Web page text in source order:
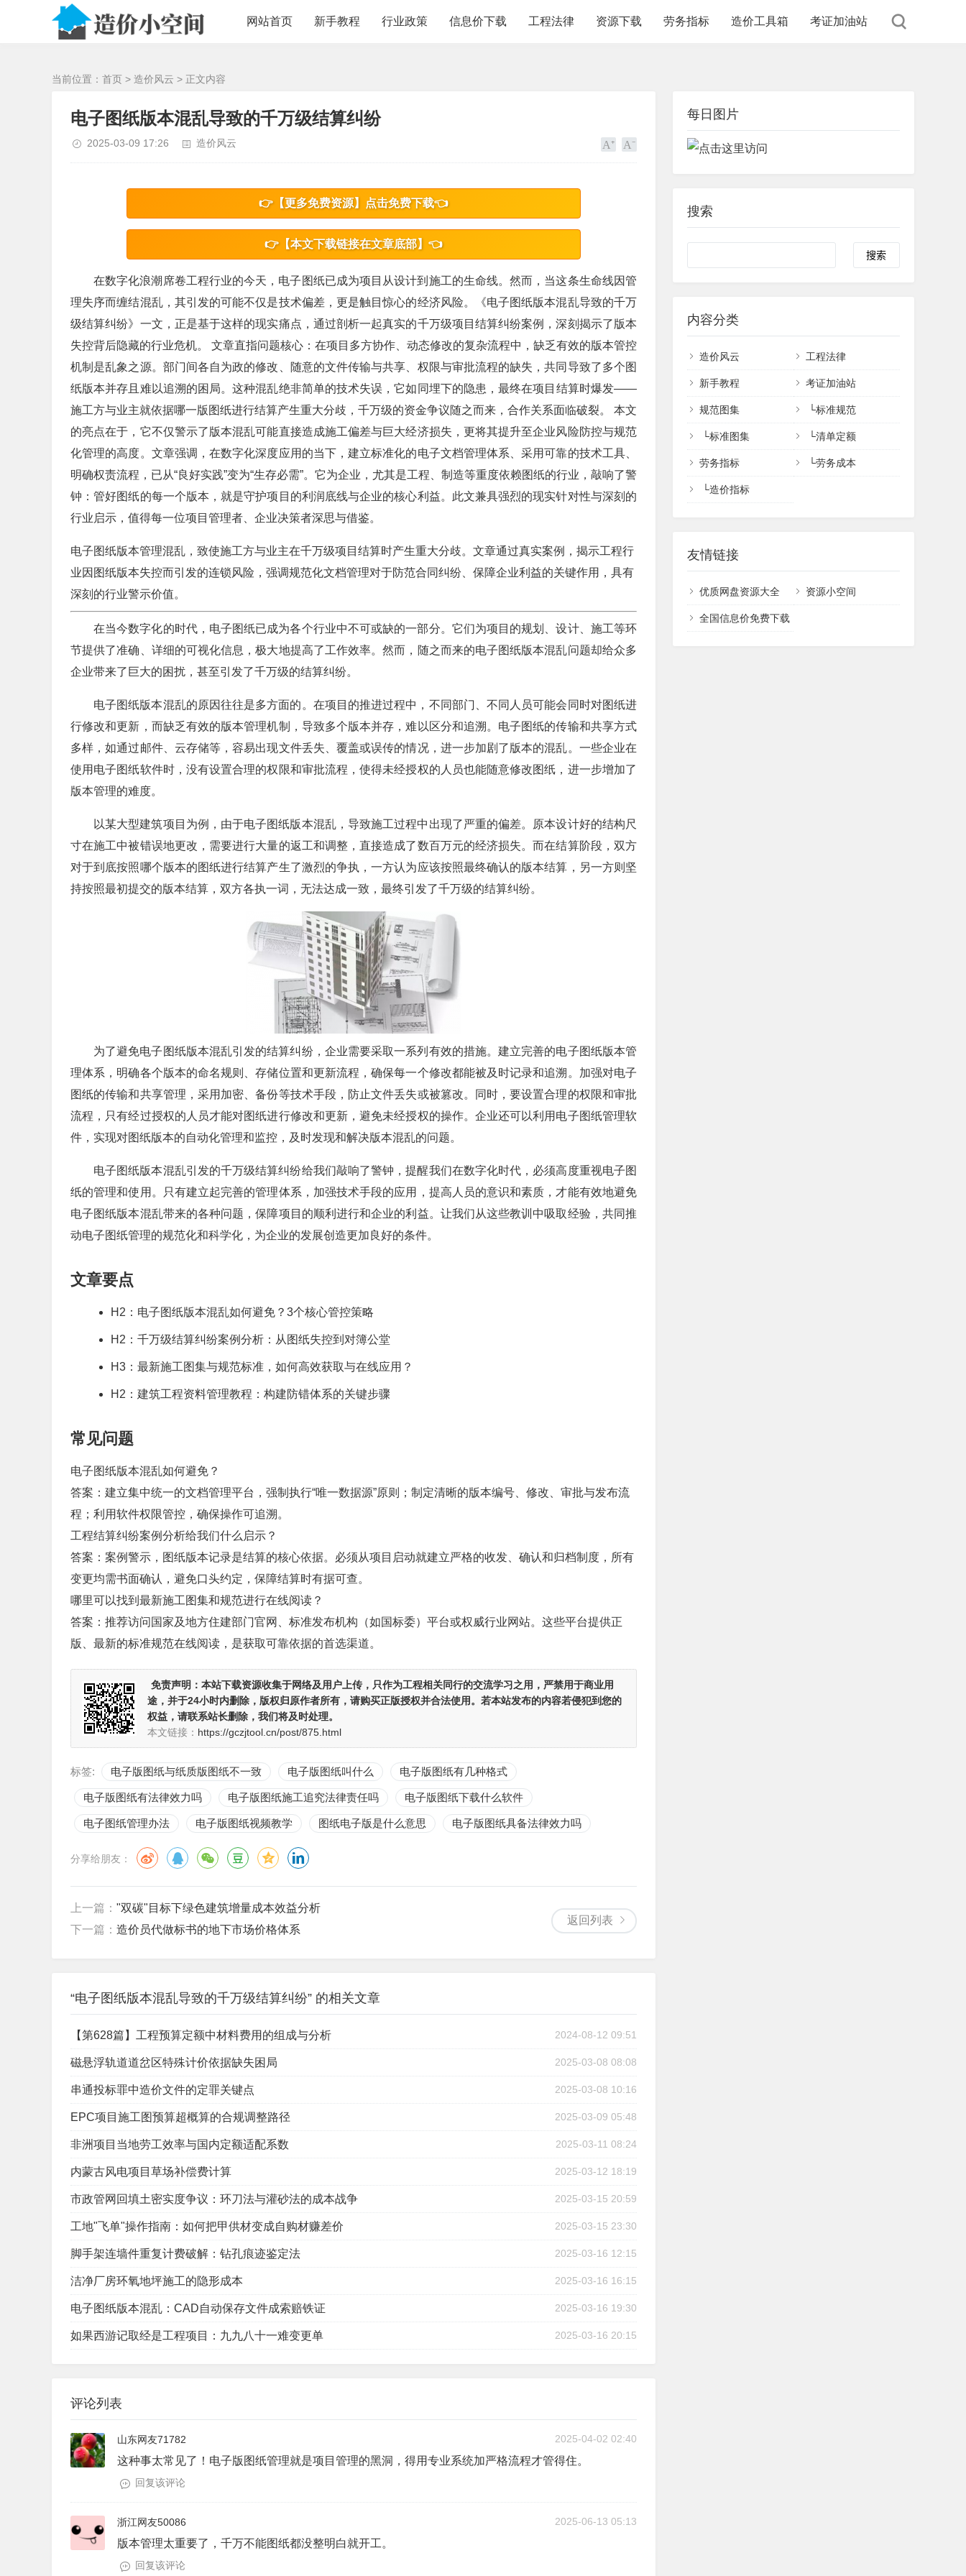
网站首页
新手教程 行业政策 信息价下载 工程法律 资源下载 劳务指标 造价工具箱 考证加油站
当前位置： 首页 > 造价风云 > 正文内容
电子图纸版本混乱导致的千万级结算纠纷
2025-03-09 17:26 造价风云
👉【更多免费资源】点击免费下载👈
👉【本文下载链接在文章底部】👈
在数字化浪潮席卷工程行业的今天，电子图纸已成为项目从设计到施工的生命线。然而，当这条生命线因管
理失序而缠结混乱，其引发的可能不仅是技术偏差，更是触目惊心的经济风险。《电子图纸版本混乱导致的千万
级结算纠纷》一文，正是基于这样的现实痛点，通过剖析一起真实的千万级项目结算纠纷案例，深刻揭示了版本
失控背后隐藏的行业危机。 文章直指问题核心：在项目多方协作、动态修改的复杂流程中，缺乏有效的版本管控
机制是乱象之源。部门间各自为政的修改、随意的文件传输与共享、权限与审批流程的缺失，共同导致了多个图
纸版本并存且难以追溯的困局。这种混乱绝非简单的技术失误，它如同埋下的隐患，最终在项目结算时爆发——
施工方与业主就依据哪一版图纸进行结算产生重大分歧，千万级的资金争议随之而来，合作关系面临破裂。 本文
的亮点在于，它不仅警示了版本混乱可能直接造成施工偏差与巨大经济损失，更将其提升至企业风险防控与规范
化管理的高度。文章强调，在数字化深度应用的当下，建立标准化的电子文档管理体系、采用可靠的技术工具、
明确权责流程，已从“良好实践”变为“生存必需”。它为企业，尤其是工程、制造等重度依赖图纸的行业，敲响了警
钟：管好图纸的每一个版本，就是守护项目的利润底线与企业的核心利益。此文兼具强烈的现实针对性与深刻的
行业启示，值得每一位项目管理者、企业决策者深思与借鉴。
电子图纸版本管理混乱，致使施工方与业主在千万级项目结算时产生重大分歧。文章通过真实案例，揭示工程行
业因图纸版本失控而引发的连锁风险，强调规范化文档管理对于防范合同纠纷、保障企业利益的关键作用，具有
深刻的行业警示价值。
在当今数字化的时代，电子图纸已成为各个行业中不可或缺的一部分。它们为项目的规划、设计、施工等环
节提供了准确、详细的可视化信息，极大地提高了工作效率。然而，随之而来的电子图纸版本混乱问题却给众多
企业带来了巨大的困扰，甚至引发了千万级的结算纠纷。
电子图纸版本混乱的原因往往是多方面的。在项目的推进过程中，不同部门、不同人员可能会同时对图纸进
行修改和更新，而缺乏有效的版本管理机制，导致多个版本并存，难以区分和追溯。电子图纸的传输和共享方式
多样，如通过邮件、云存储等，容易出现文件丢失、覆盖或误传的情况，进一步加剧了版本的混乱。一些企业在
使用电子图纸软件时，没有设置合理的权限和审批流程，使得未经授权的人员也能随意修改图纸，进一步增加了
版本管理的难度。
以某大型建筑项目为例，由于电子图纸版本混乱，导致施工过程中出现了严重的偏差。原本设计好的结构尺
寸在施工中被错误地更改，需要进行大量的返工和调整，直接造成了数百万元的经济损失。而在结算阶段，双方
对于到底按照哪个版本的图纸进行结算产生了激烈的争执，一方认为应该按照最终确认的版本结算，另一方则坚
持按照最初提交的版本结算，双方各执一词，无法达成一致，最终引发了千万级的结算纠纷。
为了避免电子图纸版本混乱引发的结算纠纷，企业需要采取一系列有效的措施。建立完善的电子图纸版本管
理体系，明确各个版本的命名规则、存储位置和更新流程，确保每一个修改都能被及时记录和追溯。加强对电子
图纸的传输和共享管理，采用加密、备份等技术手段，防止文件丢失或被篡改。同时，要设置合理的权限和审批
流程，只有经过授权的人员才能对图纸进行修改和更新，避免未经授权的操作。企业还可以利用电子图纸管理软
件，实现对图纸版本的自动化管理和监控，及时发现和解决版本混乱的问题。
电子图纸版本混乱引发的千万级结算纠纷给我们敲响了警钟，提醒我们在数字化时代，必须高度重视电子图
纸的管理和使用。只有建立起完善的管理体系，加强技术手段的应用，提高人员的意识和素质，才能有效地避免
电子图纸版本混乱带来的各种问题，保障项目的顺利进行和企业的利益。让我们从这些教训中吸取经验，共同推
动电子图纸管理的规范化和科学化，为企业的发展创造更加良好的条件。
文章要点
H2：电子图纸版本混乱如何避免？3个核心管控策略
H2：千万级结算纠纷案例分析：从图纸失控到对簿公堂
H3：最新施工图集与规范标准，如何高效获取与在线应用？
H2：建筑工程资料管理教程：构建防错体系的关键步骤
常见问题
电子图纸版本混乱如何避免？
答案：建立集中统一的文档管理平台，强制执行“唯一数据源”原则；制定清晰的版本编号、修改、审批与发布流
程；利用软件权限管控，确保操作可追溯。
工程结算纠纷案例分析给我们什么启示？
答案：案例警示，图纸版本记录是结算的核心依据。必须从项目启动就建立严格的收发、确认和归档制度，所有
变更均需书面确认，避免口头约定，保障结算时有据可查。
哪里可以找到最新施工图集和规范进行在线阅读？
答案：推荐访问国家及地方住建部门官网、标准发布机构（如国标委）平台或权威行业网站。这些平台提供正
版、最新的标准规范在线阅读，是获取可靠依据的首选渠道。
免责声明： 本站下载资源收集于网络及用户上传， 只作为工程相关同行的交流学习之用 ，严禁用于商业用
途，并于24小时内删除，版权归原作者所有，请购买正版授权并合法使用。若本站发布的内容若侵犯到您的
权益，请联系站长删除，我们将及时处理。
本文链接： https://gczjtool.cn/post/875.html
标签: 电子版图纸与纸质版图纸不一致 电子版图纸叫什么 电子版图纸有几种格式
电子版图纸有法律效力吗 电子版图纸施工追究法律责任吗 电子版图纸下载什么软件
电子图纸管理办法 电子版图纸视频教学 图纸电子版是什么意思 电子版图纸具备法律效力吗
分享给朋友：
返回列表
上一篇： "双碳"目标下绿色建筑增量成本效益分析
下一篇： 造价员代做标书的地下市场价格体系
“电子图纸版本混乱导致的千万级结算纠纷” 的相关文章
【第628篇】工程预算定额中材料费用的组成与分析 2024-08-12 09:51
磁悬浮轨道道岔区特殊计价依据缺失困局 2025-03-08 08:08
串通投标罪中造价文件的定罪关键点 2025-03-08 10:16
EPC项目施工图预算超概算的合规调整路径 2025-03-09 05:48
非洲项目当地劳工效率与国内定额适配系数 2025-03-11 08:24
内蒙古风电项目草场补偿费计算 2025-03-12 18:19
市政管网回填土密实度争议：环刀法与灌砂法的成本战争 2025-03-15 20:59
工地"飞单"操作指南：如何把甲供材变成自购材赚差价 2025-03-15 23:30
脚手架连墙件重复计费破解：钻孔痕迹鉴定法 2025-03-16 12:15
洁净厂房环氧地坪施工的隐形成本 2025-03-16 16:15
电子图纸版本混乱：CAD自动保存文件成索赔铁证 2025-03-16 19:30
如果西游记取经是工程项目：九九八十一难变更单 2025-03-16 20:15
评论列表
山东网友71782 2025-04-02 02:40
这种事太常见了！电子版图纸管理就是项目管理的黑洞，得用专业系统加严格流程才管得住。
回复该评论
浙江网友50086 2025-06-13 05:13
版本管理太重要了，千万不能图纸都没整明白就开工。
回复该评论
每日图片
搜索
内容分类
造价风云 工程法律
新手教程 考证加油站
规范图集 └标准规范
└标准图集 └清单定额
劳务指标 └劳务成本
└造价指标
友情链接
优质网盘资源大全 资源小空间
全国信息价免费下载